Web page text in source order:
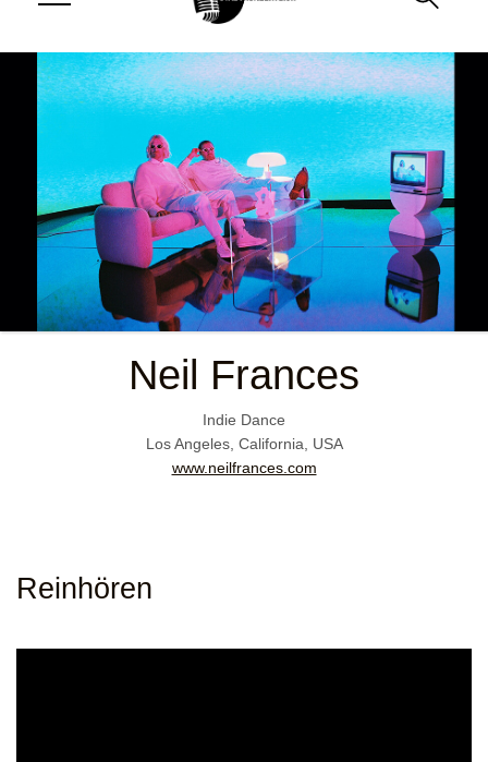
Neil Frances
Indie Dance
Los Angeles, California, USA
www.neilfrances.com
Reinhören